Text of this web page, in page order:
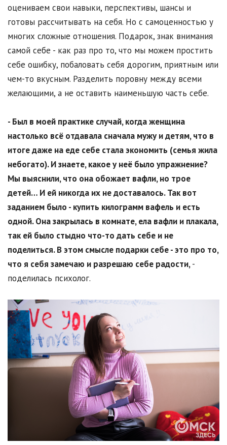
оцениваем свои навыки, перспективы, шансы и
готовы рассчитывать на себя. Но с самоценностью у
многих сложные отношения. Подарок, знак внимания
самой себе - как раз про то, что мы можем простить
себе ошибку, побаловать себя дорогим, приятным или
чем-то вкусным. Разделить поровну между всеми
желающими, а не оставить наименьшую часть себе.
- Был в моей практике случай, когда женщина
настолько всё отдавала сначала мужу и детям, что в
итоге даже на еде себе стала экономить (семья жила
небогато). И знаете, какое у неё было упражнение?
Мы выяснили, что она обожает вафли, но трое
детей… И ей никогда их не доставалось. Так вот
заданием было - купить килограмм вафель и есть
одной. Она закрылась в комнате, ела вафли и плакала,
так ей было стыдно что-то дать себе и не
поделиться. В этом смысле подарки себе - это про то,
что я себя замечаю и разрешаю себе радости,-
поделилась психолог.